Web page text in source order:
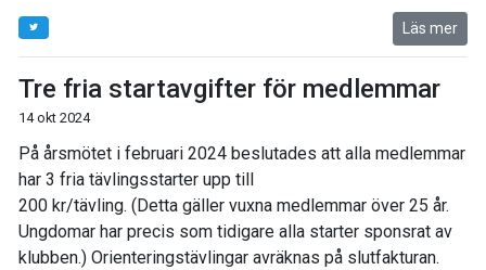
Läs mer
Tre fria startavgifter för medlemmar
14 okt 2024
På årsmötet i februari 2024 beslutades att alla medlemmar
har 3 fria tävlingsstarter upp till
200 kr/tävling. (Detta gäller vuxna medlemmar över 25 år.
Ungdomar har precis som tidigare alla starter sponsrat av
klubben.) Orienteringstävlingar avräknas på slutfakturan.